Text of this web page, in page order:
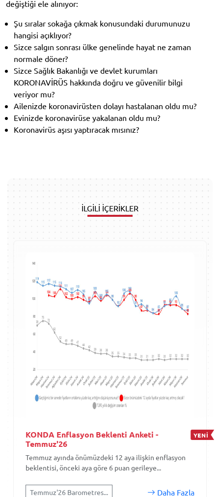
değiştiği ele alınıyor:
Şu sıralar sokağa çıkmak konusundaki durumunuzu
hangisi açıklıyor?
Sizce salgın sonrası ülke genelinde hayat ne zaman
normale döner?
Sizce Sağlık Bakanlığı ve devlet kurumları
KORONAVİRÜS hakkında doğru ve güvenilir bilgi
veriyor mu?
Ailenizde koronavirüsten dolayı hastalanan oldu mu?
Evinizde koronavirüse yakalanan oldu mu?
Koronavirüs aşısı yaptıracak mısınız?
İLGİLİ İÇERİKLER
KONDA Enflasyon Beklenti Anketi -
Temmuz'26
YENİ
Temmuz ayında önümüzdeki 12 aya ilişkin enflasyon
beklentisi, önceki aya göre 6 puan gerileye...
Temmuz'26 Barometres... Daha Fazla